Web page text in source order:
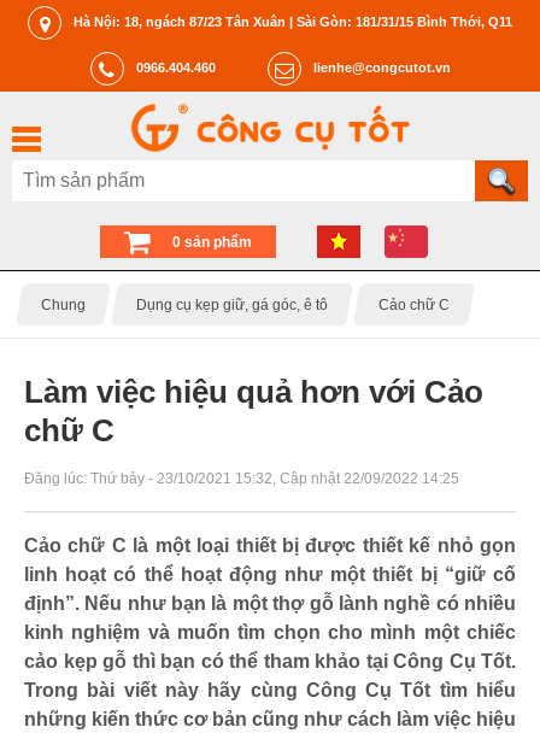
Hà Nội: 18, ngách 87/23 Tân Xuân | Sài Gòn: 181/31/15 Bình Thới, Q11
0966.404.460 lienhe@congcutot.vn
0 sản phẩm
Chung Dụng cụ kẹp giữ, gá góc, ê tô Cảo chữ C
Làm việc hiệu quả hơn với Cảo
chữ C
Đăng lúc: Thứ bảy - 23/10/2021 15:32, Cập nhật 22/09/2022 14:25
Cảo chữ C là một loại thiết bị được thiết kế nhỏ gọn
linh hoạt có thể hoạt động như một thiết bị “giữ cố
định”. Nếu như bạn là một thợ gỗ lành nghề có nhiều
kinh nghiệm và muốn tìm chọn cho mình một chiếc
cảo kẹp gỗ thì bạn có thể tham khảo tại Công Cụ Tốt.
Trong bài viết này hãy cùng Công Cụ Tốt tìm hiểu
những kiến thức cơ bản cũng như cách làm việc hiệu